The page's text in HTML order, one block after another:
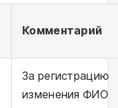
Комментарий
За регистрацию
изменения ФИО